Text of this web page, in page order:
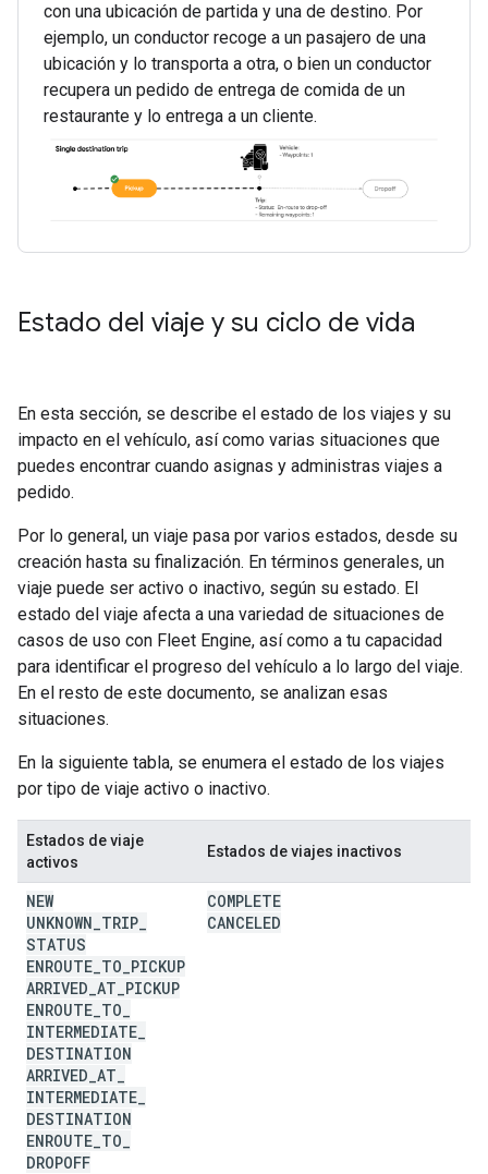
con una ubicación de partida y una de destino. Por
ejemplo, un conductor recoge a un pasajero de una
ubicación y lo transporta a otra, o bien un conductor
recupera un pedido de entrega de comida de un
restaurante y lo entrega a un cliente.
Estado del viaje y su ciclo de vida
En esta sección, se describe el estado de los viajes y su
impacto en el vehículo, así como varias situaciones que
puedes encontrar cuando asignas y administras viajes a
pedido.
Por lo general, un viaje pasa por varios estados, desde su
creación hasta su finalización. En términos generales, un
viaje puede ser activo o inactivo, según su estado. El
estado del viaje afecta a una variedad de situaciones de
casos de uso con Fleet Engine, así como a tu capacidad
para identificar el progreso del vehículo a lo largo del viaje.
En el resto de este documento, se analizan esas
situaciones.
En la siguiente tabla, se enumera el estado de los viajes
por tipo de viaje activo o inactivo.
Estados de viaje
activos
Estados de viajes inactivos
NEW
UNKNOWN TRIP
STATUS
ENROUTE TO PICKUP
ARRIVED AT PICKUP
ENROUTE TO
INTERMEDIATE
DESTINATION
ARRIVED AT
INTERMEDIATE
DESTINATION
ENROUTE TO
DROPOFF
COMPLETE
CANCELED